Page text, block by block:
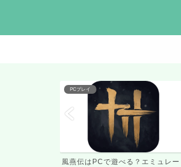
設定
BlueStacks5の初期設定とアプリイ